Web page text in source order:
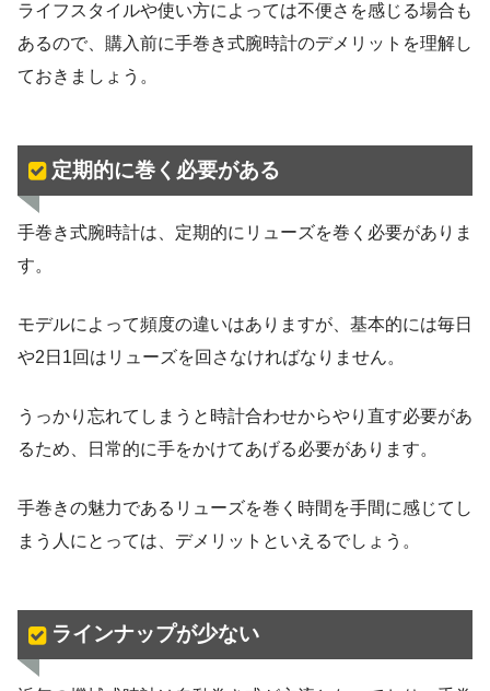
ライフスタイルや使い方によっては不便さを感じる場合も
あるので、購入前に手巻き式腕時計のデメリットを理解し
ておきましょう。
定期的に巻く必要がある
手巻き式腕時計は、定期的にリューズを巻く必要がありま
す。
モデルによって頻度の違いはありますが、基本的には毎日
や2日1回はリューズを回さなければなりません。
うっかり忘れてしまうと時計合わせからやり直す必要があ
るため、日常的に手をかけてあげる必要があります。
手巻きの魅力であるリューズを巻く時間を手間に感じてし
まう人にとっては、デメリットといえるでしょう。
ラインナップが少ない